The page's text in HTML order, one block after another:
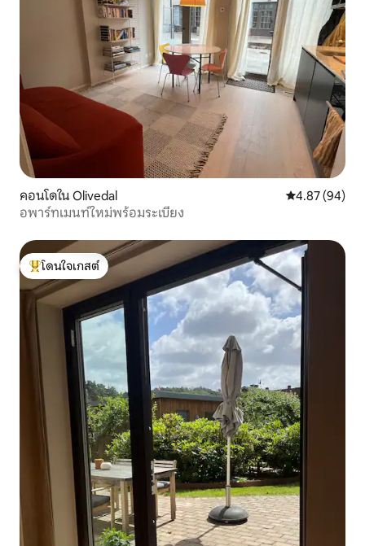
คอนโดใน Olivedal คะแนนเฉลี่ย
4.87 (94)
อพาร์ทเมนท์ใหม่พร้อมระเบียง
โดนใจเกสต์ที่สุด
โดนใจเกสต์